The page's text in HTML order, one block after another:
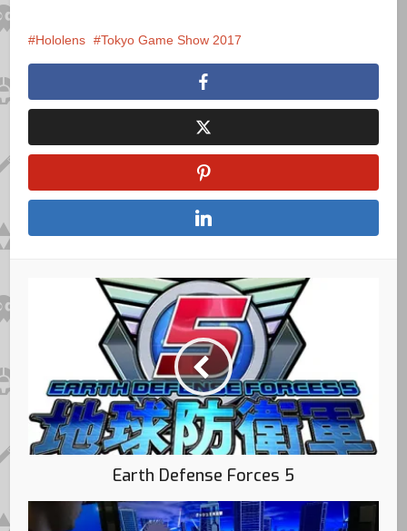
Hololens Tokyo Game Show 2017
Earth Defense Forces 5